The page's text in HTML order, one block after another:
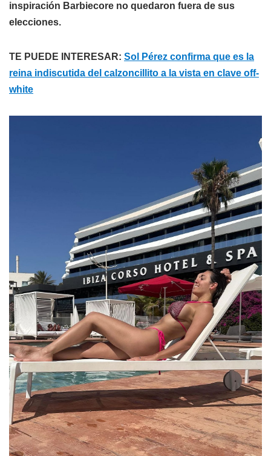
inspiración Barbiecore no quedaron fuera de sus
elecciones.
TE PUEDE INTERESAR: Sol Pérez confirma que es la
reina indiscutida del calzoncillito a la vista en clave off-
white